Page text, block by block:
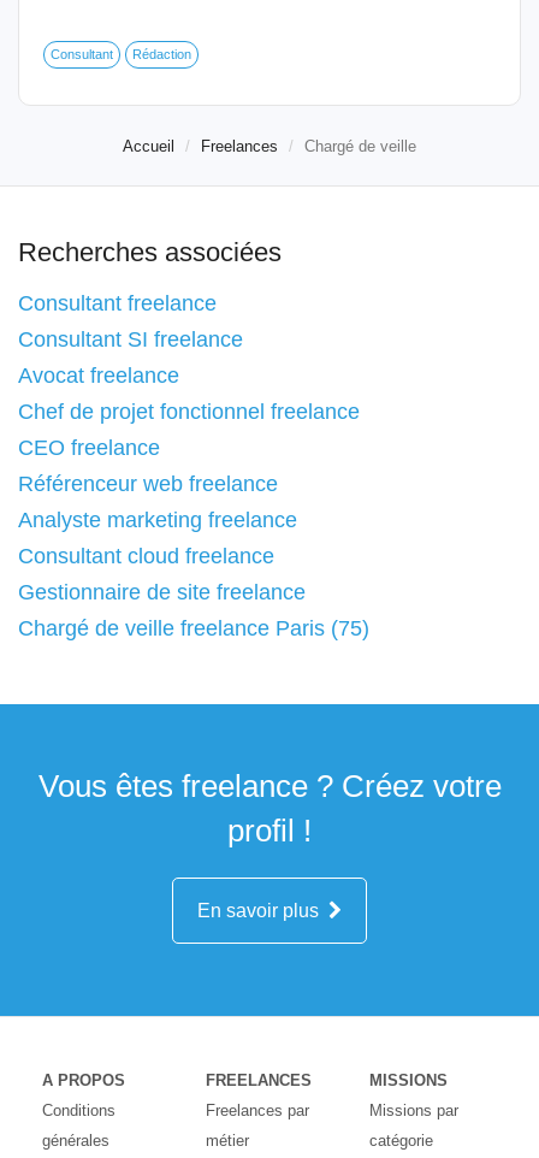
Consultant Rédaction
Accueil Freelances Chargé de veille
Recherches associées
Consultant freelance
Consultant SI freelance
Avocat freelance
Chef de projet fonctionnel freelance
CEO freelance
Référenceur web freelance
Analyste marketing freelance
Consultant cloud freelance
Gestionnaire de site freelance
Chargé de veille freelance Paris (75)
Vous êtes freelance ? Créez votre
profil !
En savoir plus
A PROPOS
Conditions
générales
FREELANCES
Freelances par
métier
MISSIONS
Missions par
catégorie